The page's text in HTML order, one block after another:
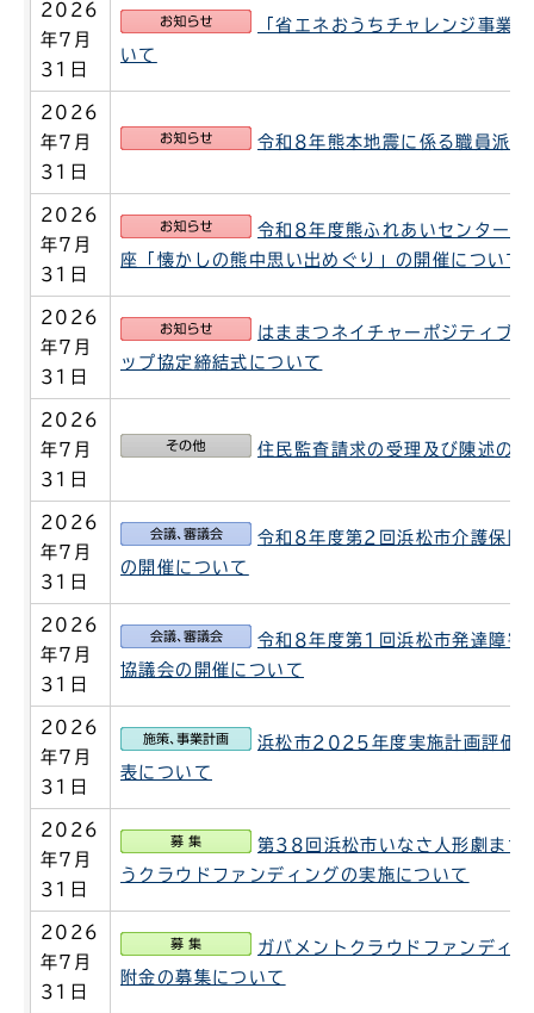
2026
年7月
31日
お知らせ
「省エネおうちチャレンジ事業
いて
2026
年7月
31日
お知らせ 令和8年熊本地震に係る職員派遣
2026
年7月
31日
お知らせ
令和8年度熊ふれあいセンター地
座「懐かしの熊中思い出めぐり」の開催について
2026
年7月
31日
お知らせ
はままつネイチャーポジティブ
ップ協定締結式について
2026
年7月
31日
その他 住民監査請求の受理及び陳述の
2026
年7月
31日
会議、審議会
令和8年度第2回浜松市介護保険
の開催について
2026
年7月
31日
会議、審議会
令和8年度第1回浜松市発達障害
協議会の開催について
2026
年7月
31日
施策、事業計画
浜松市2025年度実施計画評価
表について
2026
年7月
31日
第38回浜松市いなさ人形劇まつ
うクラウドファンディングの実施について
2026
年7月
31日
ガバメントクラウドファンディ
附金の募集について